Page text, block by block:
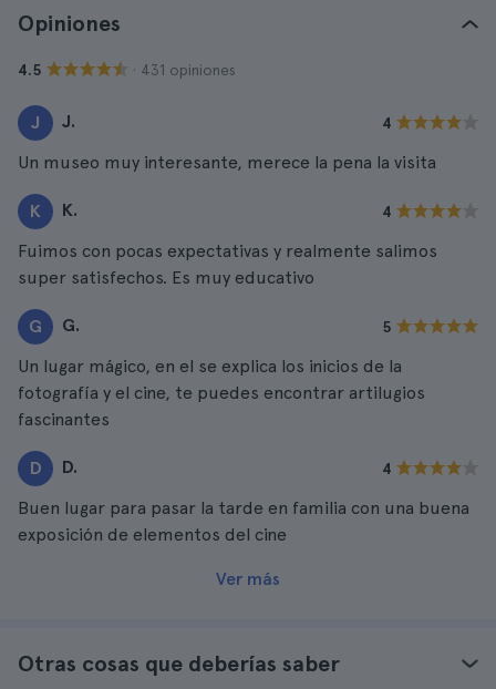
Opiniones
4.5 · 431 opiniones
J J. 4
Un museo muy interesante, merece la pena la visita
K K. 4
Fuimos con pocas expectativas y realmente salimos
super satisfechos. Es muy educativo
G G. 5
Un lugar mágico, en el se explica los inicios de la
fotografía y el cine, te puedes encontrar artilugios
fascinantes
D D. 4
Buen lugar para pasar la tarde en familia con una buena
exposición de elementos del cine
Ver más
Otras cosas que deberías saber